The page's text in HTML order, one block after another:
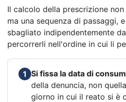
Il calcolo della prescrizione
ma una sequenza di passaggi,
sbagliato indipendentemente
percorrerli nell'ordine in cui li
1 Si fissa la data di
della denuncia, non
giorno in cui il reato si è